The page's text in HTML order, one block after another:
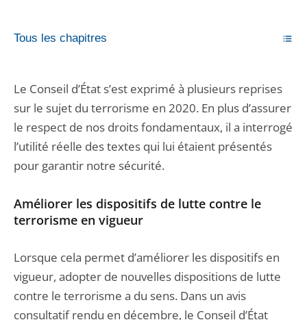
Tous les chapitres
Le Conseil d’État s’est exprimé à plusieurs reprises
sur le sujet du terrorisme en 2020. En plus d’assurer
le respect de nos droits fondamentaux, il a interrogé
l’utilité réelle des textes qui lui étaient présentés
pour garantir notre sécurité.
Améliorer les dispositifs de lutte contre le
terrorisme en vigueur
Lorsque cela permet d’améliorer les dispositifs en
vigueur, adopter de nouvelles dispositions de lutte
contre le terrorisme a du sens. Dans un avis
consultatif rendu en décembre, le Conseil d’État